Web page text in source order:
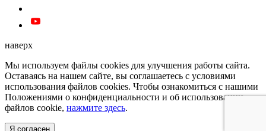
наверх
Мы используем файлы cookies для улучшения работы сайта.
Оставаясь на нашем сайте, вы соглашаетесь с условиями
использования файлов cookies. Чтобы ознакомиться с нашими
Положениями о конфиденциальности и об использовании
файлов cookie, нажмите здесь.
Я согласен